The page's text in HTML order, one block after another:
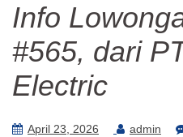
Info
#565, dari
Electric
April 23, 2026 admin